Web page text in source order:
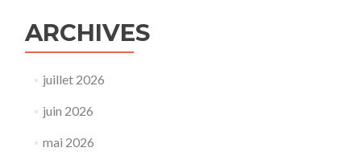
ARCHIVES
juillet 2026
juin 2026
mai 2026